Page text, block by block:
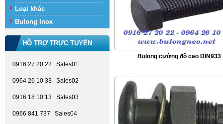
Loại khác
Bulong Inox
HỖ TRỢ TRỰC TUYẾN
0916 27 20 22 Sales01
0964 26 10 33 Sales02
0916 18 10 13 Sales03
0966 841 737 Sales04
Bulong cường độ cao DIN933